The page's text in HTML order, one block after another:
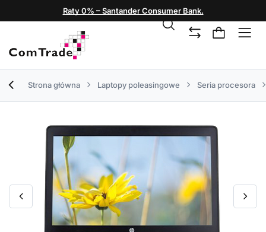
Raty 0% – Santander Consumer Bank.
Strona główna Laptopy poleasingowe Seria procesora